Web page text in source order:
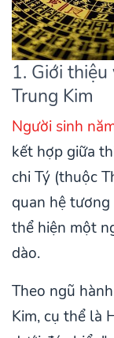
1. Giới
Trung Kim
Người sinh
kết hợp giữa
chi Tý (thuộc
quan hệ tương
thể hiện một
dào.
Theo ngũ
Kim, cụ thể là